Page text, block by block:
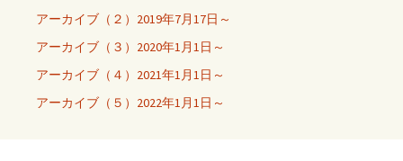
アーカイブ（２）2019年7月17日～
アーカイブ（３）2020年1月1日～
アーカイブ（４）2021年1月1日～
アーカイブ（５）2022年1月1日～